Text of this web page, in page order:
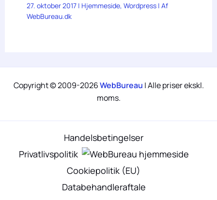
27. oktober 2017 | Hjemmeside, Wordpress| Af
WebBureau.dk
Copyright © 2009-2026WebBureau | Alle priser ekskl.
moms.
Handelsbetingelser
Privatlivspolitik
Cookiepolitik (EU)
Databehandleraftale